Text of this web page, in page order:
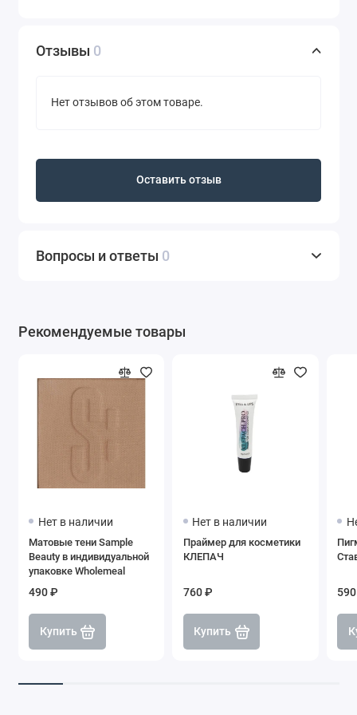
Отзывы 0
Нет отзывов об этом товаре.
Оставить отзыв
Вопросы и ответы 0
Рекомендуемые товары
Нет в наличии
Матовые тени Sample
Beauty в индивидуальной
упаковке Wholemeal
490 ₽
Купить
Нет в наличии
Праймер для косметики
КЛЕПАЧ
760 ₽
Купить